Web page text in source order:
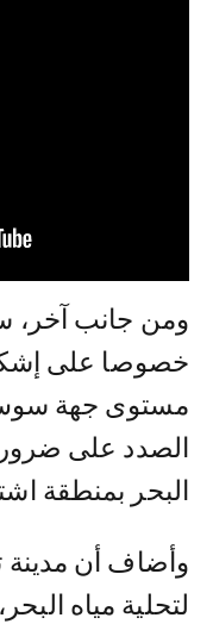
ومن جانب آخر،
خصوصا على
مستوى جهة
الصدد على
البحر بمنطقة
وأضاف أن مدينة
لتحلية مياه